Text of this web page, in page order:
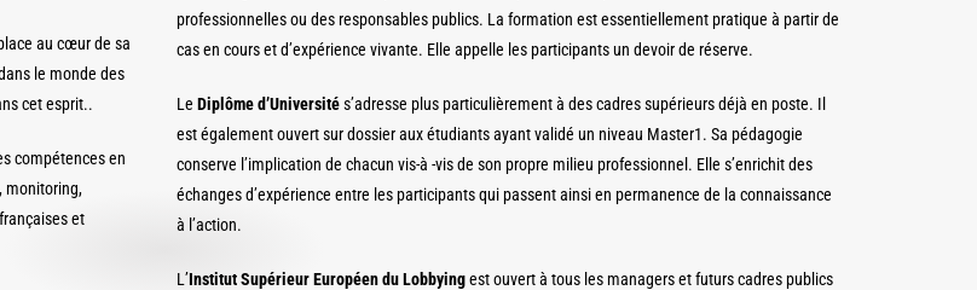
au cœur de sa
le monde des
cet esprit..
compétences en
monitoring,
et
professionnelles ou des responsables publics. La formation est essentiellement pratique à partir de
cas en cours et d’expérience vivante. Elle appelle les participants un devoir de réserve.
Le Diplôme d’Universités’adresse plus particulièrement à des cadres supérieurs déjà en poste. Il
est également ouvert sur dossier aux étudiants ayant validé un niveau Master1. Sa pédagogie
conserve l’implication de chacun vis-à -vis de son propre milieu professionnel. Elle s’enrichit des
échanges d’expérience entre les participants qui passent ainsi en permanence de la connaissance
à l’action.
L’Institut Supérieur Européen du Lobbyingest ouvert à tous les managers et futurs cadres publics